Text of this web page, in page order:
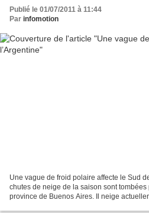
Publié le 01/07/2011 à 11:44
Par infomotion
Une vague de froid polaire affecte le Sud
chutes de neige de la saison sont
province de Buenos Aires. Il neige